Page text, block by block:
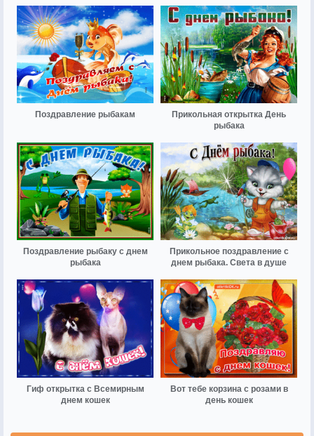
Поздравление рыбакам
Прикольная открытка День
рыбака
Поздравление рыбаку с днем
рыбака
Прикольное поздравление с
днем рыбака. Света в душе
Гиф открытка с Всемирным
днем кошек
Вот тебе корзина с розами в
день кошек